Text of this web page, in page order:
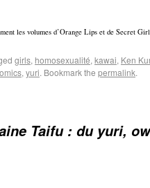
les volumes d’Orange Lips et de Secret
girls, homosexualité,kawai, Ken
,yuri. Bookmark the permalink.
Taifu : du yuri,